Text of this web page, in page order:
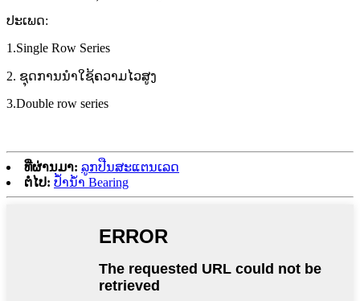
ປະເພດ:
1.Single Row Series
2. ຊຸດການນໍາໃຊ້ຄວາມໄວສູງ
3.Double row series
ທີ່ຜ່ານມາ: ລູກປືນສະແຕນເລດ
ຕໍ່ໄປ: ປ້ຳນ້ຳ Bearing